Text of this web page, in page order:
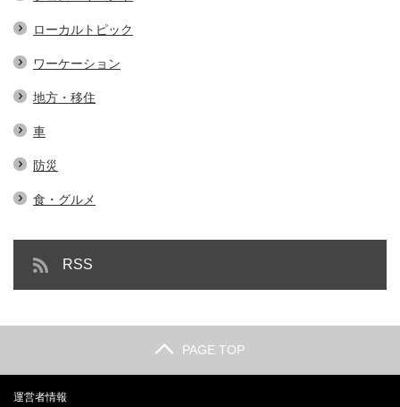
ローカルトピック
ワーケーション
地方・移住
車
防災
食・グルメ
RSS
PAGE TOP
運営者情報